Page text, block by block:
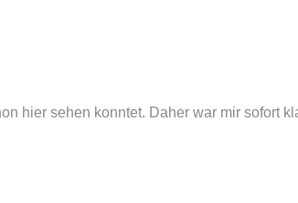
hier sehen konntet. Daher war mir sofort